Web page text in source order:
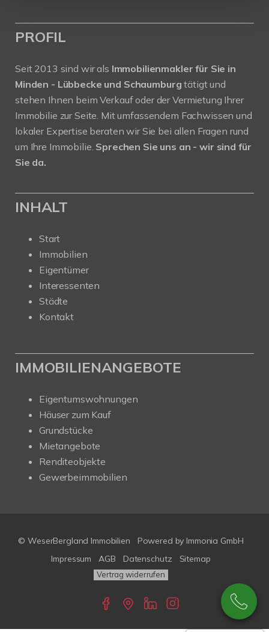
PROFIL
Seit 2013 sind wir als Immobilienmakler für Sie in
Minden - Lübbecke und Schaumburgtätigt und
stehen Ihnen beim Verkauf oder der Vermietung Ihrer
Immobilie zur Seite. Mit umfassendem Fachwissen und
lokaler Expertise beraten wir Sie bei allen Fragen rund
um Ihre Immobilie. Sprechen Sie uns an - wir sind für
Sie da.
INHALT
Start
Immobilien
Eigentümer
Interessenten
Städte
Kontakt
IMMOBILIENANGEBOTE
Eigentumswohnungen
Häuser zum Kauf
Grundstücke
Mietangebote
Renditeobjekte
Gewerbeimmobilien
© WeserBergland Immobilien Powered by Immonia GmbH
Impressum
AGB Datenschutz Sitemap
Vertrag widerrufen